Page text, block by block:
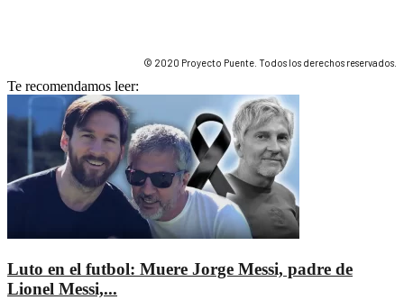
© 2020 Proyecto Puente. Todos los derechos reservados.
Te recomendamos leer:
Luto en el futbol: Muere Jorge Messi, padre de
Lionel Messi,...